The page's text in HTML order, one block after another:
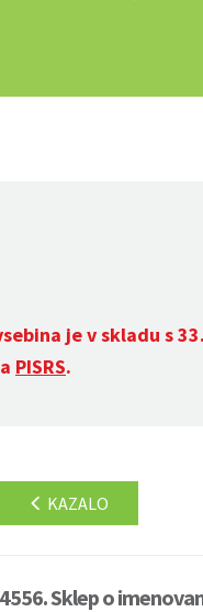
je v skladu s
PISRS.
KAZALO
4556. Sklep o